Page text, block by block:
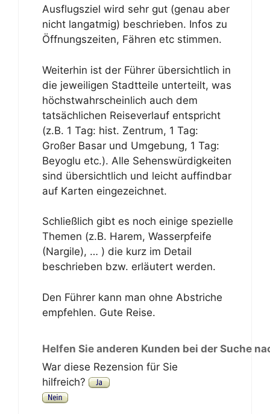
Ausflugsziel wird sehr gut (genau aber
nicht langatmig) beschrieben. Infos zu
Öffnungszeiten, Fähren etc stimmen.
Weiterhin ist der Führer übersichtlich in
die jeweiligen Stadtteile unterteilt, was
höchstwahrscheinlich auch dem
tatsächlichen Reiseverlauf entspricht
(z.B. 1 Tag: hist. Zentrum, 1 Tag:
Großer Basar und Umgebung, 1 Tag:
Beyoglu etc.). Alle Sehenswürdigkeiten
sind übersichtlich und leicht auffindbar
auf Karten eingezeichnet.
Schließlich gibt es noch einige spezielle
Themen (z.B. Harem, Wasserpfeife
(Nargile), … ) die kurz im Detail
beschrieben bzw. erläutert werden.
Den Führer kann man ohne Abstriche
empfehlen. Gute Reise.
Helfen Sie anderen Kunden bei der Suche
War diese Rezension für Sie
hilfreich?